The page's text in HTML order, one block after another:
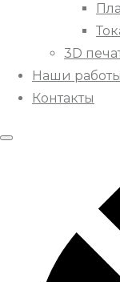
3D
Наши работы
Контакты